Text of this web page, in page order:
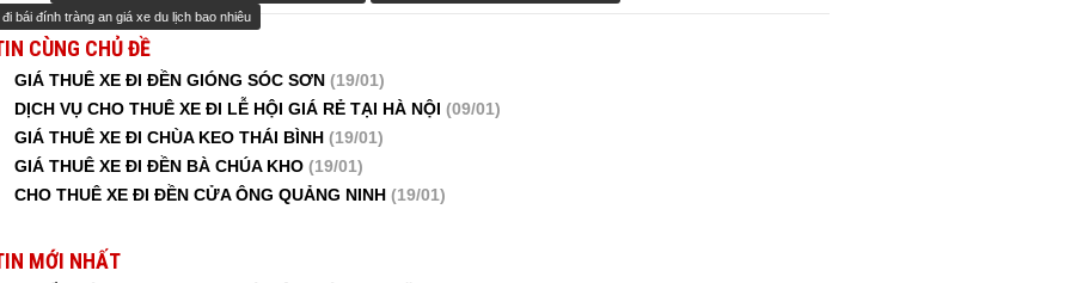
đi bái đính tràng an giá xe du lịch bao nhiêu
CÙNG CHỦ ĐỀ
GIÁ THUÊ XE ĐI ĐỀN GIÓNG SÓC SƠN (19/01)
DỊCH VỤ CHO THUÊ XE ĐI LỄ HỘI GIÁ RẺ TẠI HÀ NỘI (09/01)
GIÁ THUÊ XE ĐI CHÙA KEO THÁI BÌNH (19/01)
GIÁ THUÊ XE ĐI ĐỀN BÀ CHÚA KHO (19/01)
CHO THUÊ XE ĐI ĐỀN CỬA ÔNG QUẢNG NINH (19/01)
MỚI NHẤT